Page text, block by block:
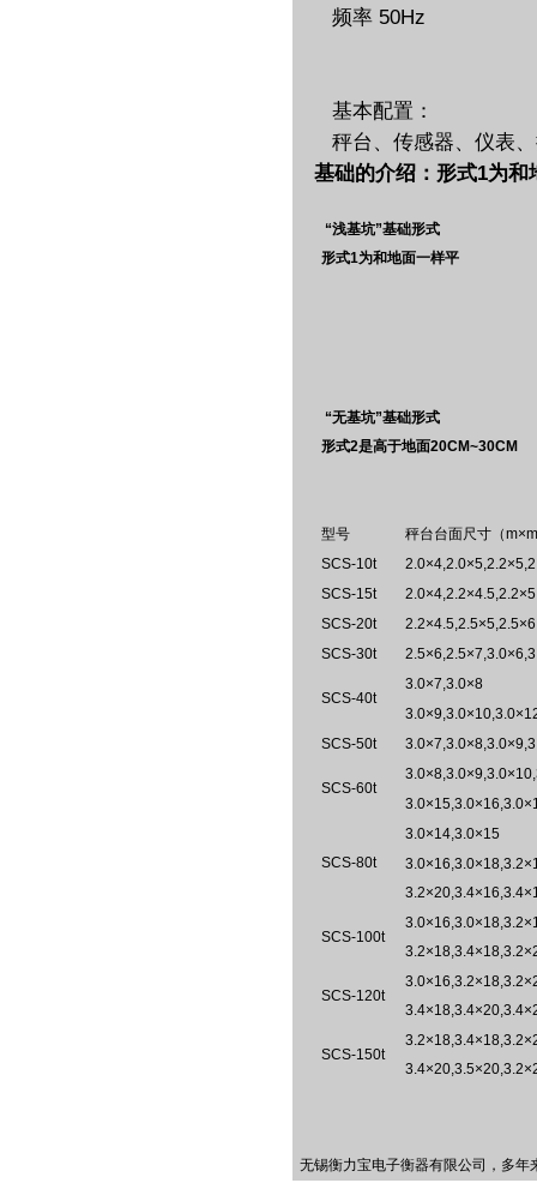
频率 50Hz
基本配置：
秤台、传感器、仪表
基础的介绍：形式1为和
“浅基坑”基础形式
形式1为和地面一样平
“无基坑”基础形式
形式2是高于地面20CM~30CM
型号
秤台台面尺寸（
SCS-10t
SCS-15t
SCS-20t
SCS-30t
SCS-40t
3.0×7,3.0×8
SCS-50t
SCS-60t
SCS-80t
3.0×14,3.0×15
SCS-100t
SCS-120t
SCS-150t
无锡衡力宝电子衡器有限公司，多年